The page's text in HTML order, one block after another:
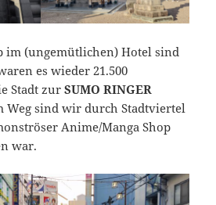
im (ungemütlichen) Hotel sind
es wieder 21.500
Stadt zurSUMO RINGER
Weg sind wir durch Stadtviertel
Anime/Manga Shop
war.